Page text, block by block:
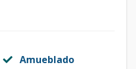
Amueblado